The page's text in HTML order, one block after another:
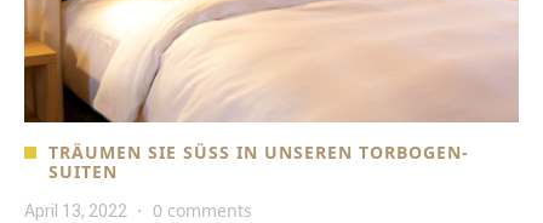
TRÄUMEN SIE SÜSS IN UNSEREN TORBOGEN-S
UITEN
April 13, 2022 · 0 comments